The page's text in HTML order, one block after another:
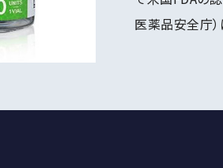
医薬品安全庁）